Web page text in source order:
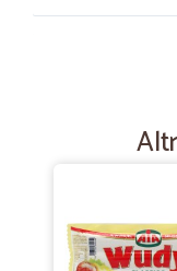
Mi sono trovata
Ottimo servizio e